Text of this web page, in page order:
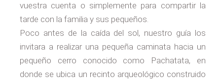
vuestra cuenta o simplemente para compartir la
tarde con la familia y sus pequeños.
Poco antes de la caída del sol, nuestro guía los
invitara a realizar una pequeña caminata hacia un
pequeño cerro conocido como Pachatata, en
donde se ubica un recinto arqueológico construido